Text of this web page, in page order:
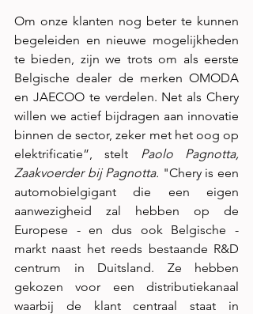
Om onze klanten nog beter te kunnen
begeleiden en nieuwe mogelijkheden
te bieden, zijn we trots om als eerste
Belgische dealer de merken OMODA
en JAECOO te verdelen. Net als Chery
willen we actief bijdragen aan innovatie
binnen de sector, zeker met het oog op
elektrificatie”, stelt Paolo Pagnotta,
Zaakvoerder bij Pagnotta. "Chery is een
automobielgigant die een eigen
aanwezigheid zal hebben op de
Europese - en dus ook Belgische -
markt naast het reeds bestaande R&D
centrum in Duitsland. Ze hebben
gekozen voor een distributiekanaal
waarbij de klant centraal staat in